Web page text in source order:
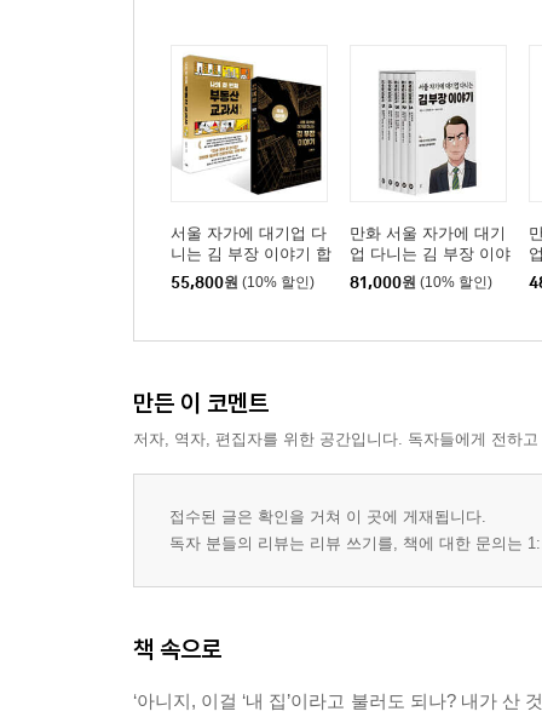
서울 자가에 대기업 다
니는 김 부장 이야기 합
본호 (30만 부 기념 한
정판) + 나의 첫 번째
55,800원 (10% 할인)
만화 서울 자가에 대기
업 다니는 김 부장 이야
기 1~5권 세트
81,000원 (10% 할인)
만든 이 코멘트
저자, 역자, 편집자를 위한 공간입니다. 독자들에게 전하
접수된 글은 확인을 거쳐 이 곳에 게재됩니다.
독자 분들의 리뷰는 리뷰 쓰기를, 책에 대한 문의는
책 속으로
‘아니지, 이걸 ‘내 집’이라고 불러도 되나? 내가